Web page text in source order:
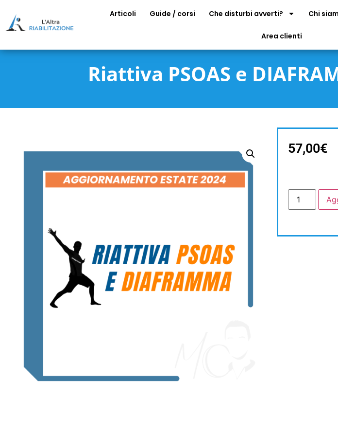
Articoli Guide / corsi Che disturbi avverti? Chi
Area clienti
Riattiva PSOAS e
57,00€